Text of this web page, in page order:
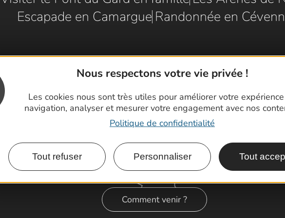
Nous respectons votre vie privée !
Les cookies nous sont très utiles pour améliorer votre
navigation, analyser et mesurer votre engagement avec nos
Politique de confidentialité
Tout refuser Personnaliser Tout
Escapade en Camargue Randonnée en
Comment venir ?